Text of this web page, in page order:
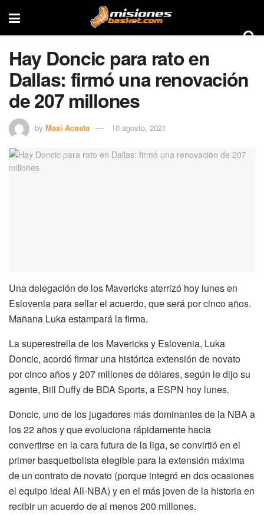
Hay Doncic para rato en
Dallas: firmó una renovación
de 207 millones
by Maxi Acosta 10 agosto, 2021
Una delegación de los Mavericks aterrizó hoy lunes en
Eslovenia para sellar el acuerdo, que será por cinco años.
Mañana Luka estampará la firma.
La superestrella de los Mavericks y Eslovenia, Luka
Doncic, acordó firmar una histórica extensión de novato
por cinco años y 207 millones de dólares, según le dijo su
agente, Bill Duffy de BDA Sports, a ESPN hoy lunes.
Doncic, uno de los jugadores más dominantes de la NBA a
los 22 años y que evoluciona rápidamente hacia
convertirse en la cara futura de la liga, se convirtió en el
primer basquetbolista elegible para la extensión máxima
de un contrato de novato (porque integró en dos ocasiones
el equipo ideal All-NBA) y en el más joven de la historia en
recibir un acuerdo de al menos 200 millones.